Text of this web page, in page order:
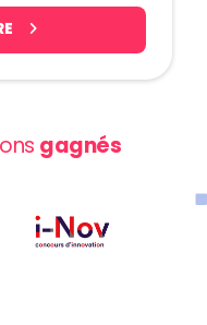
gagnés